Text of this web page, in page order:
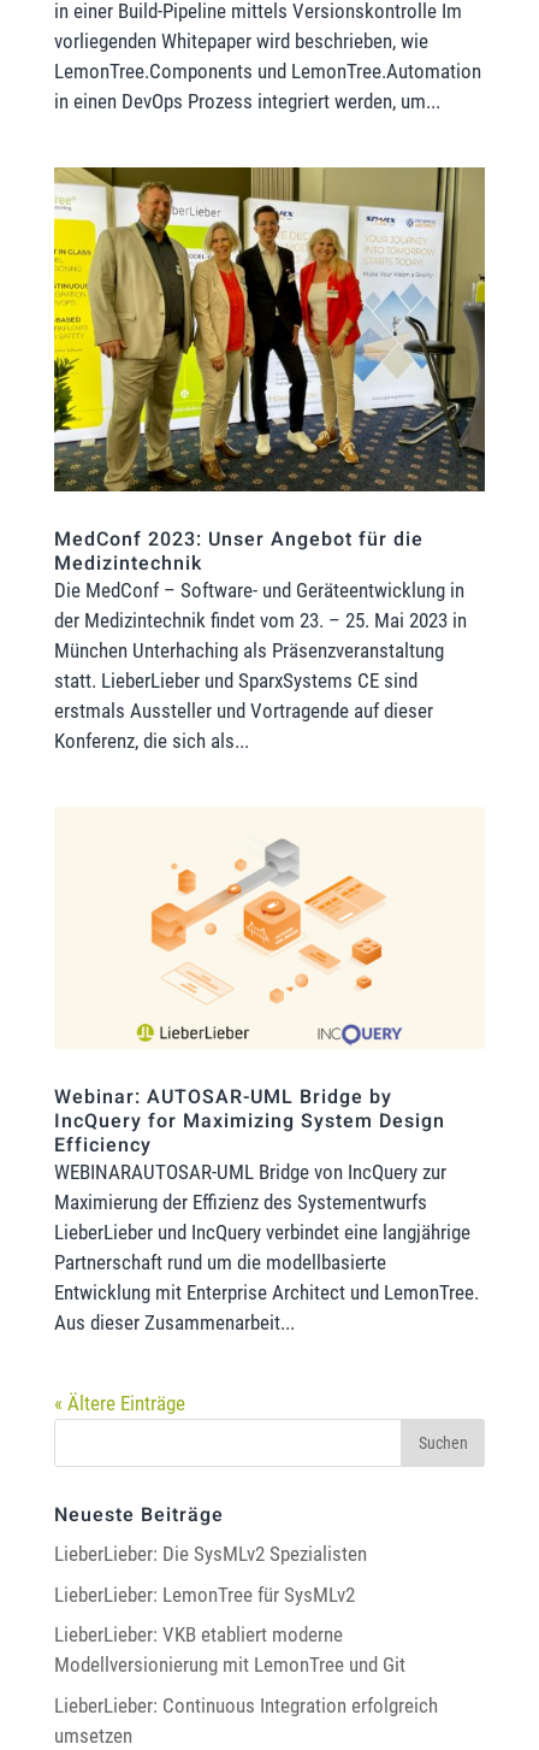
in einer Build-Pipeline mittels Versionskontrolle Im
vorliegenden Whitepaper wird beschrieben, wie
LemonTree.Components und LemonTree.Automation
in einen DevOps Prozess integriert werden, um...
MedConf 2023: Unser Angebot für die
Medizintechnik
Die MedConf – Software- und Geräteentwicklung in
der Medizintechnik findet vom 23. – 25. Mai 2023 in
München Unterhaching als Präsenzveranstaltung
statt. LieberLieber und SparxSystems CE sind
erstmals Aussteller und Vortragende auf dieser
Konferenz, die sich als...
Webinar: AUTOSAR-UML Bridge by
IncQuery for Maximizing System Design
Efficiency
WEBINARAUTOSAR-UML Bridge von IncQuery zur
Maximierung der Effizienz des Systementwurfs
LieberLieber und IncQuery verbindet eine langjährige
Partnerschaft rund um die modellbasierte
Entwicklung mit Enterprise Architect und LemonTree.
Aus dieser Zusammenarbeit...
« Ältere Einträge
Neueste Beiträge
LieberLieber: Die SysMLv2 Spezialisten
LieberLieber: LemonTree für SysMLv2
LieberLieber: VKB etabliert moderne
Modellversionierung mit LemonTree und Git
LieberLieber: Continuous Integration erfolgreich
umsetzen